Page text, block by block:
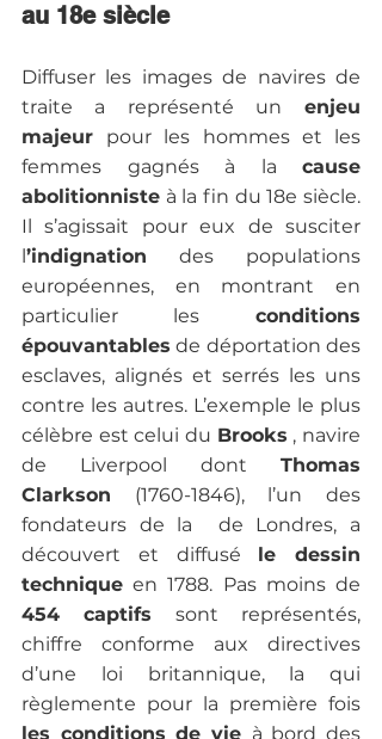
au 18e siècle
Diffuser les images de navires de
traite a représenté un enjeu
majeur pour les hommes et les
femmes gagnés à la cause
abolitionniste à la fin du 18e siècle.
Il s’agissait pour eux de susciter
l’indignation des populations
européennes, en montrant en
particulier les conditions
épouvantables de déportation des
esclaves, alignés et serrés les uns
contre les autres. L’exemple le plus
célèbre est celui du Brooks , navire
de Liverpool dont Thomas
Clarkson (1760-1846), l’un des
fondateurs de la  de Londres, a
découvert et diffusé le dessin
technique en 1788. Pas moins de
454 captifs sont représentés,
chiffre conforme aux directives
d’une loi britannique, la qui
les conditions de vie à bord des